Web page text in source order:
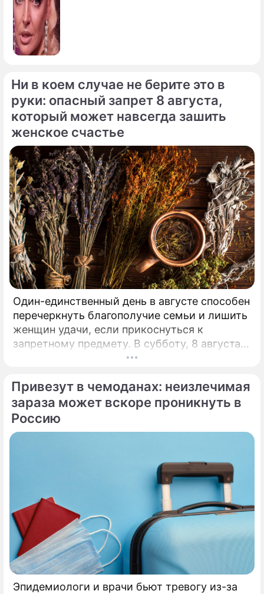
Ни в коем случае не берите это в
руки: опасный запрет 8 августа,
который может навсегда зашить
женское счастье
Один-единственный день в августе способен
перечеркнуть благополучие семьи и лишить
женщин удачи, если прикоснуться к
запретному предмету. В субботу, 8 августа,
православная церковь молитвенно чтит
Ермолая, Ермиппа и Ермократа, иереев
Никомидийских.
Привезут в чемоданах: неизлечимая
зараза может вскоре проникнуть в
Россию
Эпидемиологи и врачи бьют тревогу из-за